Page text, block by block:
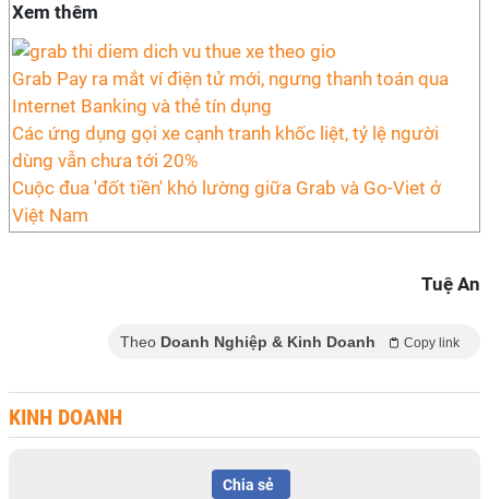
Xem thêm
Grab Pay ra mắt ví điện tử mới, ngưng thanh toán qua
Internet Banking và thẻ tín dụng
Các ứng dụng gọi xe cạnh tranh khốc liệt, tỷ lệ người
dùng vẫn chưa tới 20%
Cuộc đua 'đốt tiền' khó lường giữa Grab và Go-Viet ở
Việt Nam
Tuệ An
Theo Doanh Nghiệp & Kinh Doanh Copy link
KINH DOANH
Chia sẻ